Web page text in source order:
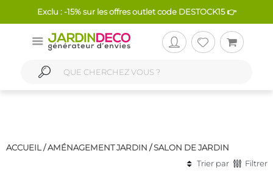
Exclu : -15% sur les offres outlet code DESTOCK15 👉
ACCUEIL /AMÉNAGEMENT JARDIN /SALON DE JARDIN
Trier par
Filtrer